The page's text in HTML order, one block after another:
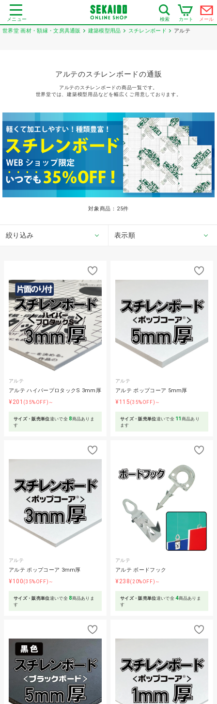
メニュー 検索 カート メール
世界堂 画材・額縁・文房具通販 建築模型用品 スチレンボード アルテ
アルテのスチレンボードの通販
アルテのスチレンボードの商品一覧です。
世界堂では、建築模型用品などを幅広くご用意しております。
対象商品： 25件
絞り込み 表示順
アルテ
アルテ ハイパープロタックS 3mm厚
¥201 (35%OFF)～
サイズ・販売単位違いで全 8商品ありま
す
アルテ
アルテ ポップコーア 5mm厚
¥115(35%OFF)～
サイズ・販売単位違いで全 11 商品あり
ます
アルテ
アルテ ポップコーア 3mm厚
¥100(35%OFF)～
サイズ・販売単位違いで全 8商品ありま
す
アルテ
アルテ ボードフック
¥238(20%OFF)～
サイズ・販売単位違いで全4商品ありま
す